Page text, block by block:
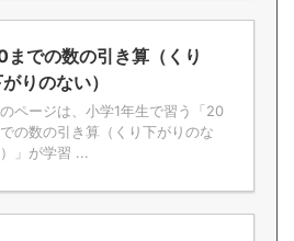
までの数の引き算（くり
りのない）
のページは、小学1年生で習う「20
での数の引き算（くり下がりのな
」が学習 ...